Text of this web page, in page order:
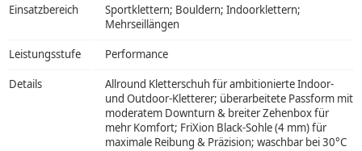
Einsatzbereich
Sportklettern; Bouldern; Indoorklettern;
Mehrseillängen
Leistungsstufe Performance
Details
Allround Kletterschuh für ambitionierte Indoor-
und Outdoor-Kletterer; überarbeitete Passform mit
moderatem Downturn & breiter Zehenbox für
mehr Komfort; FriXion Black-Sohle (4 mm) für
maximale Reibung & Präzision; waschbar bei 30°C